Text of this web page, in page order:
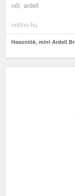
női, ardell
notino.hu
Hasonlók, mint Ardell